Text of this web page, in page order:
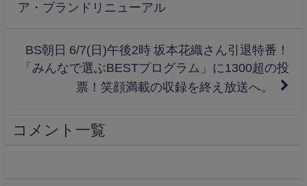
ア・ブランドリニューアル
BS朝日 6/7(日)午後2時 坂本花織さん引退特番！
「みんなで選ぶBESTプログラム」に1300超の投
票！笑顔満載の収録を終え放送へ。
コメント一覧